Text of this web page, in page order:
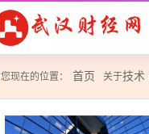
您现在的位置： 首页 关于技术